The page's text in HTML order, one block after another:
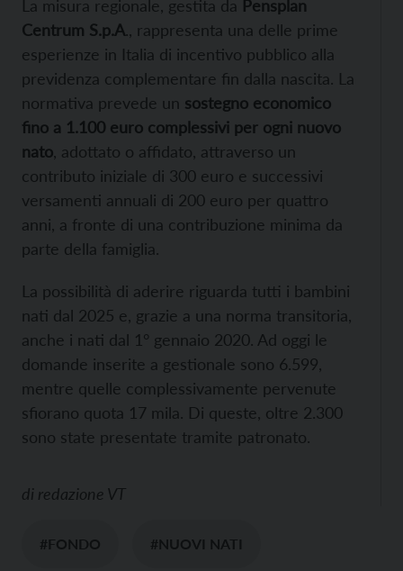
La misura regionale, gestita da Pensplan
Centrum S.p.A., rappresenta una delle prime
esperienze in Italia di incentivo pubblico alla
previdenza complementare fin dalla nascita. La
normativa prevede un sostegno economico
fino a 1.100 euro complessivi per ogni nuovo
nato , adottato o affidato, attraverso un
contributo iniziale di 300 euro e successivi
versamenti annuali di 200 euro per quattro
anni, a fronte di una contribuzione minima da
parte della famiglia.
La possibilità di aderire riguarda tutti i bambini
nati dal 2025 e, grazie a una norma transitoria,
anche i nati dal 1° gennaio 2020. Ad oggi le
domande inserite a gestionale sono 6.599,
mentre quelle complessivamente pervenute
sfiorano quota 17 mila. Di queste, oltre 2.300
sono state presentate tramite patronato.
di redazione VT
#FONDO #NUOVI NATI